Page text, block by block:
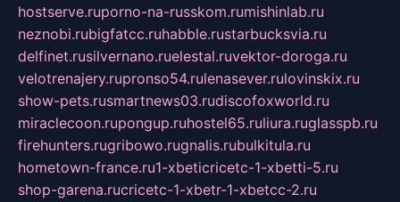
hostserve.ruporno-na-russkom.rumishinlab.ru
neznobi.rubigfatcc.ruhabble.rustarbucksvia.ru
delfinet.rusilvernano.ruelestal.ruvektor-doroga.ru
velotrenajery.rupronso54.rulenasever.rulovinskix.ru
show-pets.rusmartnews03.rudiscofoxworld.ru
miraclecoon.rupongup.ruhostel65.ruliura.ruglasspb.ru
firehunters.rugribowo.rugnalis.rubulkitula.ru
hometown-france.ru1-xbeticricetc-1-xbetti-5.ru
shop-garena.rucricetc-1-xbetr-1-xbetcc-2.ru